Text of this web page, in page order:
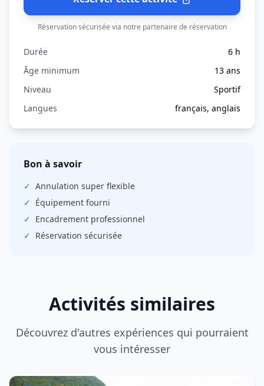
Réservation sécurisée via notre partenaire de réservation
Durée
6 h
Âge minimum
13 ans
Niveau
Sportif
Langues
français, anglais
Bon à savoir
✓ Annulation super flexible
✓ Équipement fourni
✓ Encadrement professionnel
✓ Réservation sécurisée
Activités similaires
Découvrez d'autres expériences qui pourraient
vous intéresser